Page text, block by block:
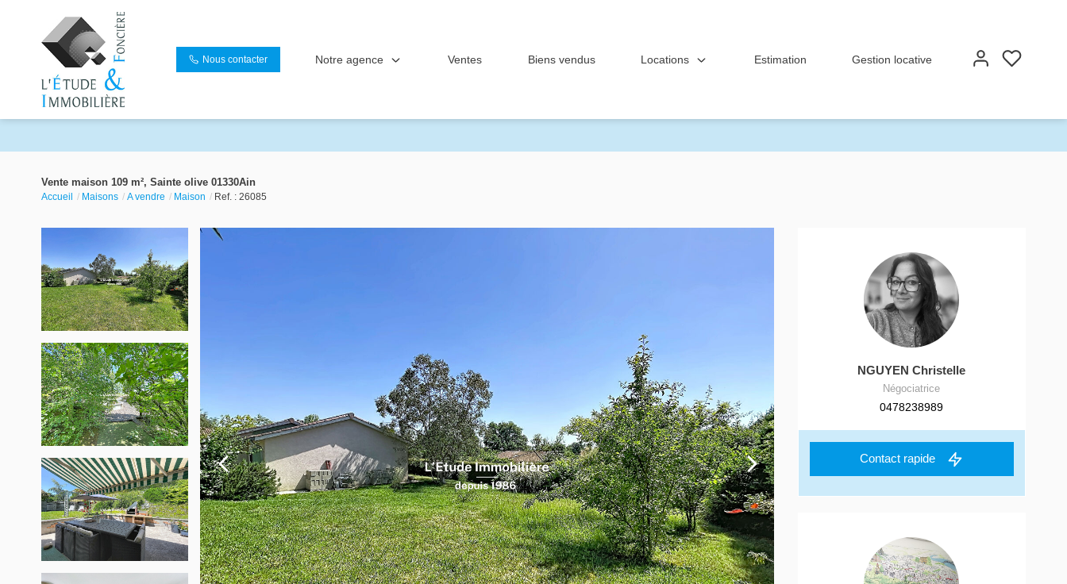
Nous contacter Notre agence Ventes Biens vendus Locations Estimation Gestion locative
Vente maison 109 m², Sainte olive 01330Ain
Accueil Maisons A vendre Maison Ref. : 26085
NGUYEN Christelle
Négociatrice
0478238989
Contact rapide